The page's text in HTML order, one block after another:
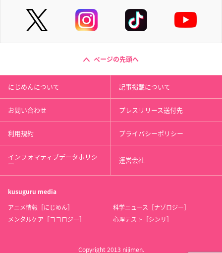
ページの先頭へ
にじめんについて 記事掲載について
お問い合わせ プレスリリース送付先
利用規約 プライバシーポリシー
インフォマティブデータポリシ
ー 運営会社
kusuguru media
アニメ情報［にじめん］
科学ニュース［ナゾロジー］
メンタルケア［ココロジー］
心理テスト［シンリ］
Copyright 2013 nijimen.